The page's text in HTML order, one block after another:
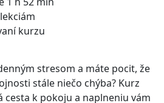
kurzu
stresom a máte pocit, že
stále niečo chýba? Kurz
cesta k pokoju a naplneniu vám